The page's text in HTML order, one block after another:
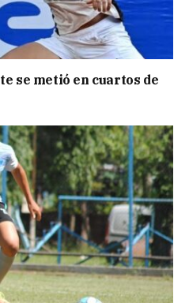
se metió en cuartos de